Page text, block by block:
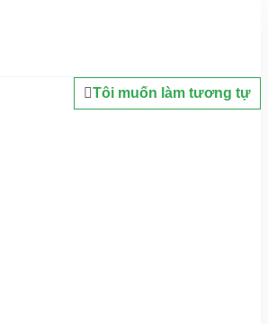
Tôi muốn làm tương tự